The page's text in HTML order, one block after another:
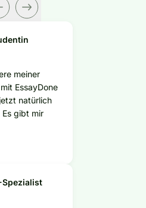
meiner
EssayDone
natürlich
Es gibt mir
Spezialist